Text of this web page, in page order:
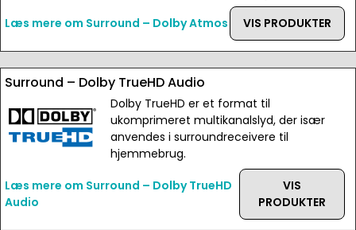
Læs mere om Surround – Dolby Atmos
VIS PRODUKTER
Surround – Dolby TrueHD Audio
Dolby TrueHD er et format til
ukomprimeret multikanalslyd, der især
anvendes i surroundreceivere til
hjemmebrug.
Læs mere om Surround – Dolby TrueHD
Audio
VIS
PRODUKTER